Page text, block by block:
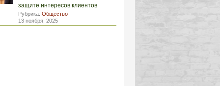
защите интересов клиентов
Рубрика: Общество
13 ноября, 2025